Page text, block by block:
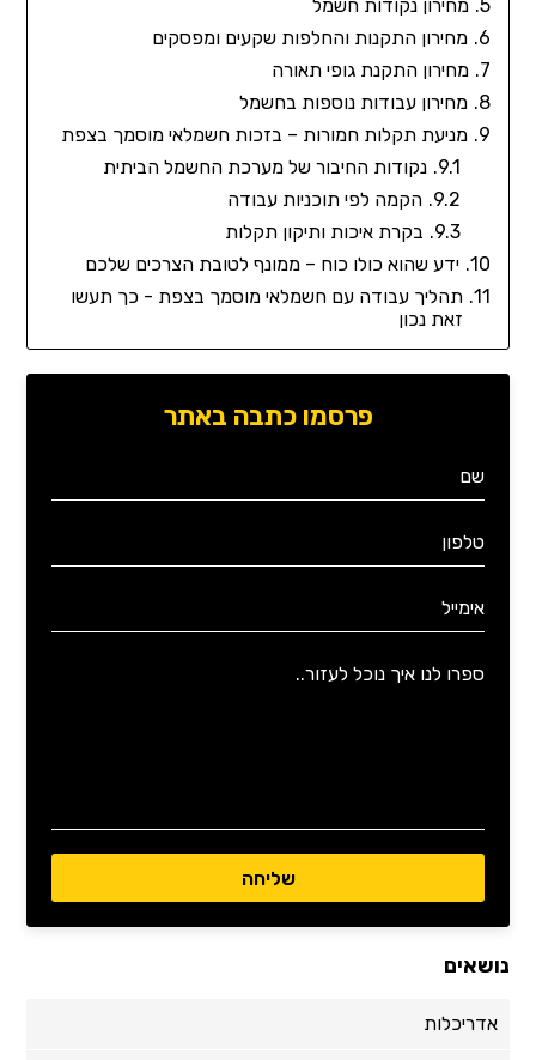
מחירון נקודות חשמל
מחירון התקנות והחלפות שקעים ומפסקים
מחירון התקנת גופי תאורה
מחירון עבודות נוספות בחשמל
מניעת תקלות חמורות – בזכות חשמלאי מוסמך בצפת
נקודות החיבור של מערכת החשמל הביתית
הקמה לפי תוכניות עבודה
בקרת איכות ותיקון תקלות
ידע שהוא כולו כוח – ממונף לטובת הצרכים שלכם
תהליך עבודה עם חשמלאי מוסמך בצפת - כך תעשו
זאת נכון
פרסמו כתבה באתר
נושאים
אדריכלות